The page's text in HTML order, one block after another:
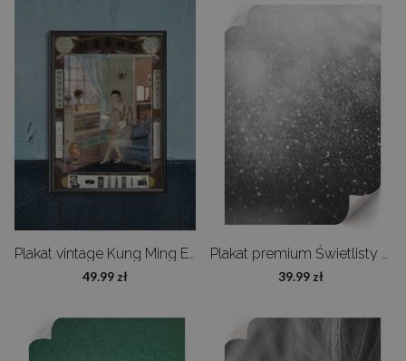
Plakat vintage Kung Ming Electric Company
49.99 zł
Plakat premium Świetlisty brokat
39.99 zł